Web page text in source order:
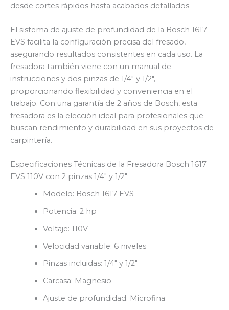
desde cortes rápidos hasta acabados detallados.
El sistema de ajuste de profundidad de la Bosch 1617
EVS facilita la configuración precisa del fresado,
asegurando resultados consistentes en cada uso. La
fresadora también viene con un manual de
instrucciones y dos pinzas de 1/4″ y 1/2″,
proporcionando flexibilidad y conveniencia en el
trabajo. Con una garantía de 2 años de Bosch, esta
fresadora es la elección ideal para profesionales que
buscan rendimiento y durabilidad en sus proyectos de
carpintería.
Especificaciones Técnicas de la Fresadora Bosch 1617
EVS 110V con 2 pinzas 1/4″ y 1/2″:
Modelo: Bosch 1617 EVS
Potencia: 2 hp
Voltaje: 110V
Velocidad variable: 6 niveles
Pinzas incluidas: 1/4″ y 1/2″
Carcasa: Magnesio
Ajuste de profundidad: Microfina